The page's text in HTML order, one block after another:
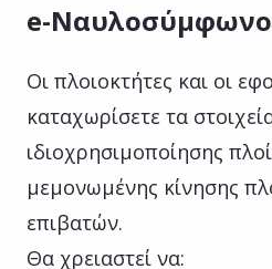
e-Ναυλοσύμφωνο
Οι πλοιοκτήτες και οι
καταχωρίσετε τα
ιδιοχρησιμοποίησης
μεμονωμένης κίνησης
επιβατών.
Θα χρειαστεί να: